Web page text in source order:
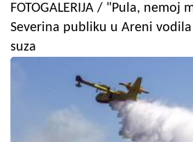
FOTOGALERIJA / "Pula, nemoj
Severina publiku u Areni
suza